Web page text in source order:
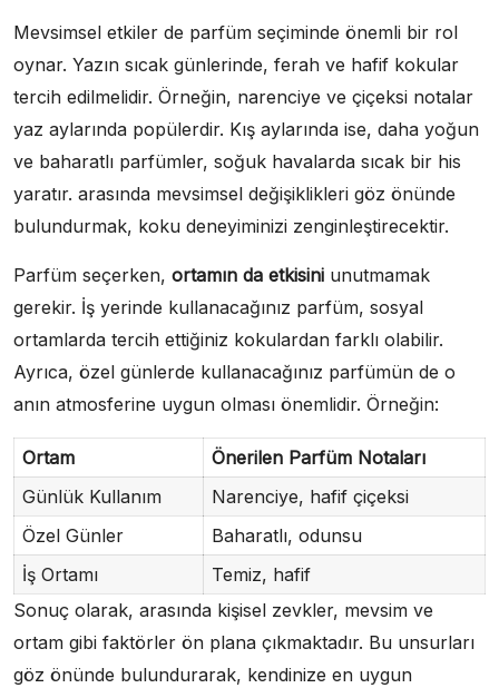
Mevsimsel etkiler de parfüm seçiminde önemli bir rol
oynar. Yazın sıcak günlerinde, ferah ve hafif kokular
tercih edilmelidir. Örneğin, narenciye ve çiçeksi notalar
yaz aylarında popülerdir. Kış aylarında ise, daha yoğun
ve baharatlı parfümler, soğuk havalarda sıcak bir his
yaratır. arasında mevsimsel değişiklikleri göz önünde
bulundurmak, koku deneyiminizi zenginleştirecektir.
Parfüm seçerken, ortamın da etkisini unutmamak
gerekir. İş yerinde kullanacağınız parfüm, sosyal
ortamlarda tercih ettiğiniz kokulardan farklı olabilir.
Ayrıca, özel günlerde kullanacağınız parfümün de o
anın atmosferine uygun olması önemlidir. Örneğin:
Ortam
Önerilen Parfüm Notaları
Günlük Kullanım
Narenciye, hafif çiçeksi
Özel Günler
Baharatlı, odunsu
İş Ortamı
Temiz, hafif
Sonuç olarak, arasında kişisel zevkler, mevsim ve
ortam gibi faktörler ön plana çıkmaktadır. Bu unsurları
göz önünde bulundurarak, kendinize en uygun